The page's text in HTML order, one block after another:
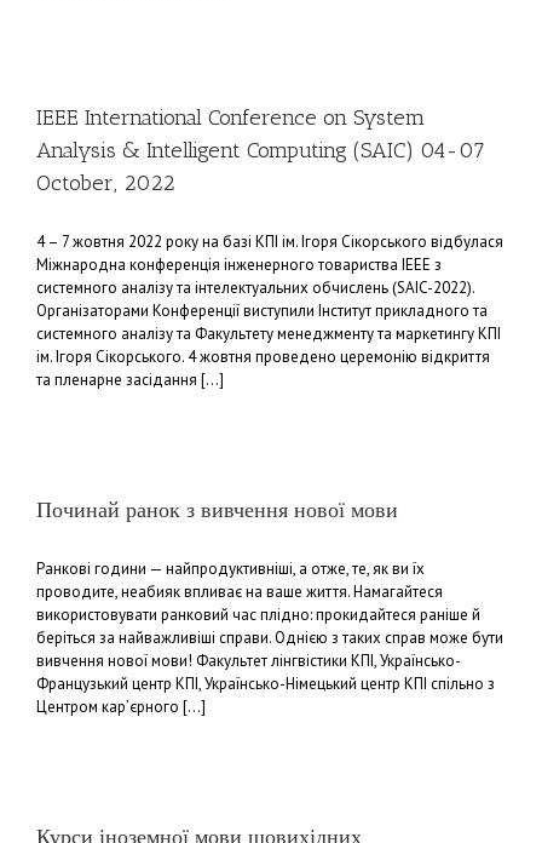
IEEE International Conference on System
Analysis & Intelligent Computing (SAIC) 04-07
October, 2022
4 – 7 жовтня 2022 року на базі КПІ ім. Ігоря Сікорського відбулася
Міжнародна конференція інженерного товариства IEEE з
системного аналізу та інтелектуальних обчислень (SAIC-2022).
Організаторами Конференції виступили Інститут прикладного та
системного аналізу та Факультету менеджменту та маркетингу КПІ
ім. Ігоря Сікорського. 4 жовтня проведено церемонію відкриття
та пленарне засідання [...]
Починай ранок з вивчення нової мови
Ранкові години — найпродуктивніші, а отже, те, як ви їх
проводите, неабияк впливає на ваше життя. Намагайтеся
використовувати ранковий час плідно: прокидайтеся раніше й
беріться за найважливіші справи. Однією з таких справ може бути
вивчення нової мови! Факультет лінгвістики КПІ, Українсько-
Французький центр КПІ, Українсько-Німецький центр КПІ спільно з
Центром кар’єрного [...]
Курси іноземної мови щовихідних